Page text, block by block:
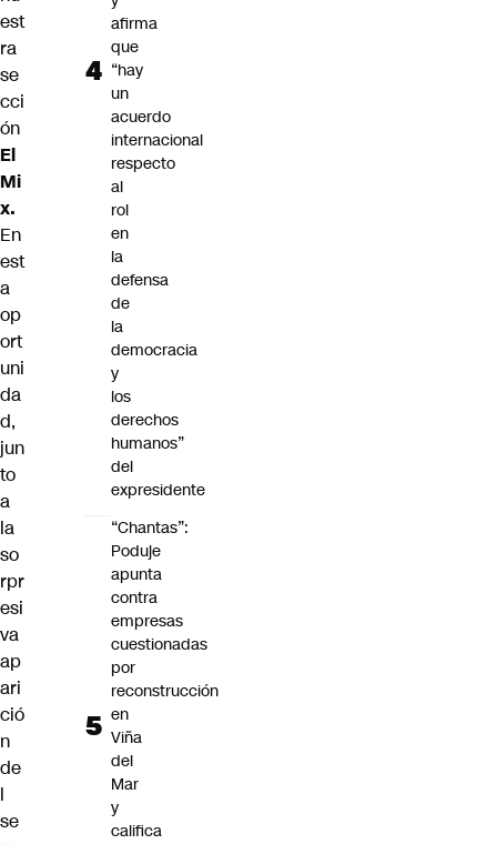
est
ra
se
cci
ón
El
Mi
x.
En
est
a
op
ort
uni
da
d,
jun
to
a
la
so
rpr
esi
va
ap
ari
ció
n
de
l
se
afirma
que
“hay
un
acuerdo
internacional
respecto
al
rol
en
la
defensa
de
la
democracia
y
los
derechos
humanos”
del
expresidente
“Chantas”:
Poduje
apunta
contra
empresas
cuestionadas
por
reconstrucción
en
Viña
del
Mar
y
califica